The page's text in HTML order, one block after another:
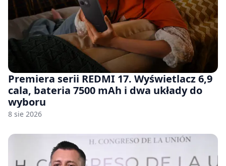
Premiera serii REDMI 17. Wyświetlacz 6,9
cala, bateria 7500 mAh i dwa układy do
wyboru
8 sie 2026